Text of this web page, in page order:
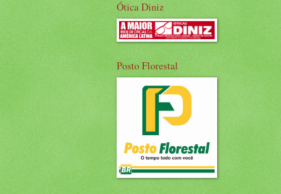
Ótica Diniz
Posto Florestal